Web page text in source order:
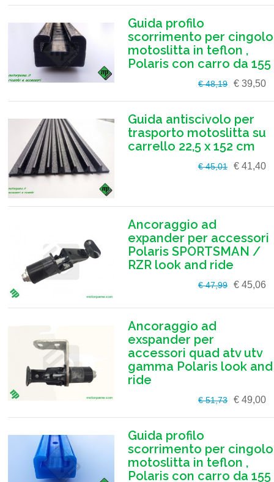
Guida profilo
scorrimento per cingolo
motoslitta in teflon ,
Polaris con carro da 155
€ 48,19 € 39,50
Guida antiscivolo per
trasporto motoslitta su
carrello 22,5 x 152 cm
€ 45,01 € 41,40
Ancoraggio ad
expander per accessori
Polaris SPORTSMAN /
RZR look and ride
€ 47,99 € 45,06
Ancoraggio ad
exspander per
accessori quad atv utv
gamma Polaris look and
ride
€ 51,73 € 49,00
Guida profilo
scorrimento per cingolo
motoslitta in teflon ,
Polaris con carro da 155